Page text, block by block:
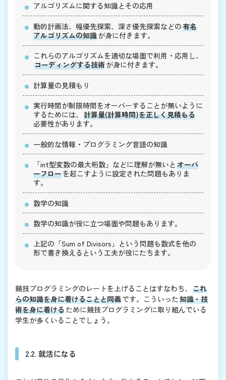
アルゴリズムに関する知識とその応用
動的計画法、幅優先探索、深さ優先探索などの有名
アルゴリズムの知識が身に付きます。
これらのアルゴリズムを適切な場面で利用・応用し、
コーディングする技術が身に付きます。
計算量の見積もり
実行時間が制限時間をオーバーすることが無いように
するためには、 計算量(計算時間)を正しく見積もる
必要性があります。
一般的な情報・プログラミング言語の知識
「int型変数の最大桁数」などに理解が無いと オーバ
ーフローを起こすように設定された問題もありま
す。
数学の知識
数学の知識が役に立つ場面や問題もあります。
上記の「Sum of Divisors」という問題も数式を他の
形で書き換えるという工夫が役にたちます。
競技プログラミングのレートを上げることはすなわち、 これ
らの知識を身に着けることと同義です。こういった知識・技
術を身に着けるために競技プログラミングに取り組んでいる
学生が多くいることでしょう。
2.2. 就活になる